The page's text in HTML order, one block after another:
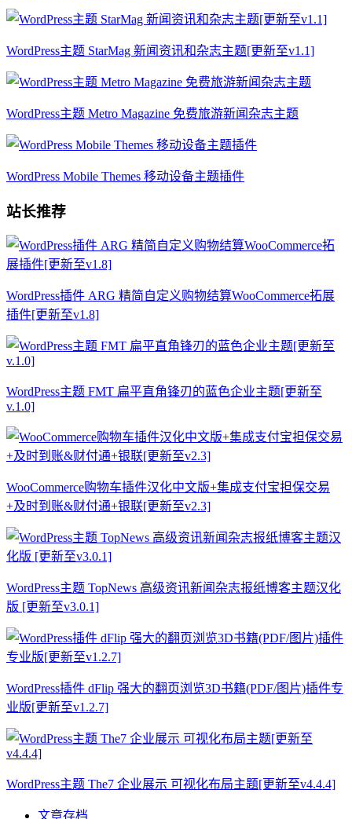
WordPress主题 StarMag 新闻资讯和杂志主题[更新至v1.1]
WordPress主题 Metro Magazine 免费旅游新闻杂志主题
WordPress Mobile Themes 移动设备主题插件
站长推荐
WordPress插件 ARG 精简自定义购物结算WooCommerce拓展
插件[更新至v1.8]
WordPress主题 FMT 扁平直角锋刃的蓝色企业主题[更新至
v.1.0]
WooCommerce购物车插件汉化中文版+集成支付宝担保交易
+及时到账&财付通+银联[更新至v2.3]
WordPress主题 TopNews 高级资讯新闻杂志报纸博客主题汉化
版 [更新至v3.0.1]
WordPress插件 dFlip 强大的翻页浏览3D书籍(PDF/图片)插件专
业版[更新至v1.2.7]
WordPress主题 The7 企业展示 可视化布局主题[更新至v4.4.4]
文章存档